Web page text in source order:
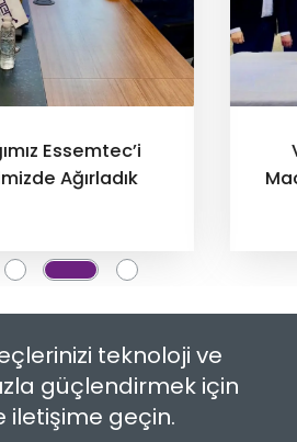
Essemtec’i
Ağırladık
teknoloji ve
güçlendirmek için
iletişime geçin.